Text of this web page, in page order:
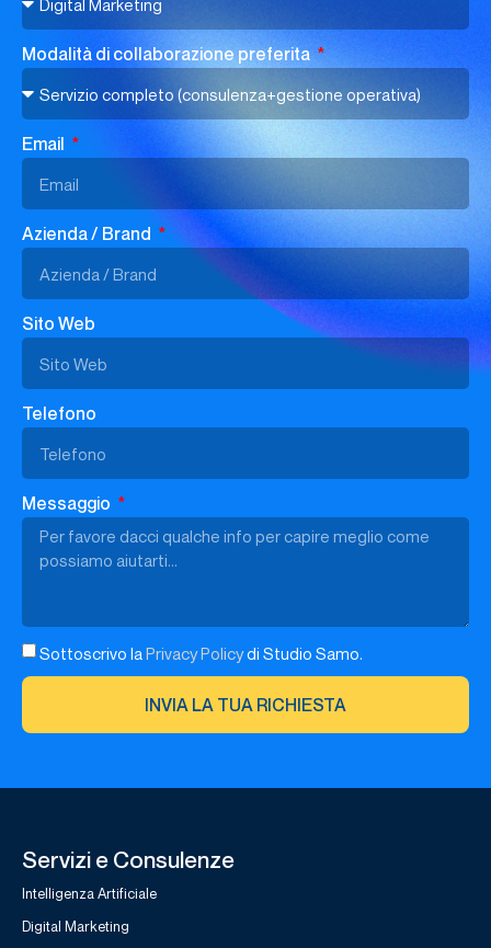
Modalità di collaborazione preferita
Email
Azienda / Brand
Sito Web
Telefono
Messaggio
Sottoscrivo laPrivacy Policydi Studio Samo.
INVIA LA TUA RICHIESTA
Servizi e Consulenze
Intelligenza Artificiale
Digital Marketing